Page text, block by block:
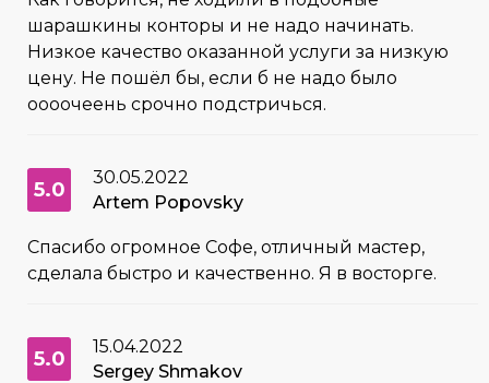
шарашкины конторы и не надо начинать.
Низкое качество оказанной услуги за низкую
цену. Не пошёл бы, если б не надо было
оооочеень срочно подстричься.
5.0
30.05.2022
Artem Popovsky
Спасибо огромное Софе, отличный мастер,
сделала быстро и качественно. Я в восторге.
5.0
15.04.2022
Sergey Shmakov